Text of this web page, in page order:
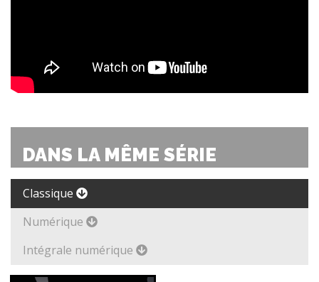
DANS LA MÊME SÉRIE
Classique
Numérique
Intégrale numérique